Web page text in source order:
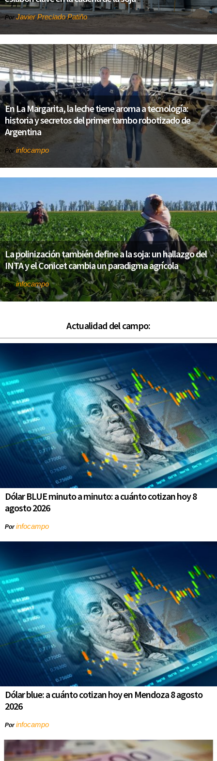
Por Javier Preciado Patiño
En La Margarita, la leche tiene aroma a tecnología:
historia y secretos del primer tambo robotizado de
Argentina
Porinfocampo
La polinización también define a la soja: un hallazgo del
INTA y el Conicet cambia un paradigma agrícola
Porinfocampo
Actualidad del campo:
Dólar BLUE minuto a minuto: a cuánto cotizan hoy 8
agosto 2026
Porinfocampo
Dólar blue: a cuánto cotizan hoy en Mendoza 8 agosto
2026
Porinfocampo